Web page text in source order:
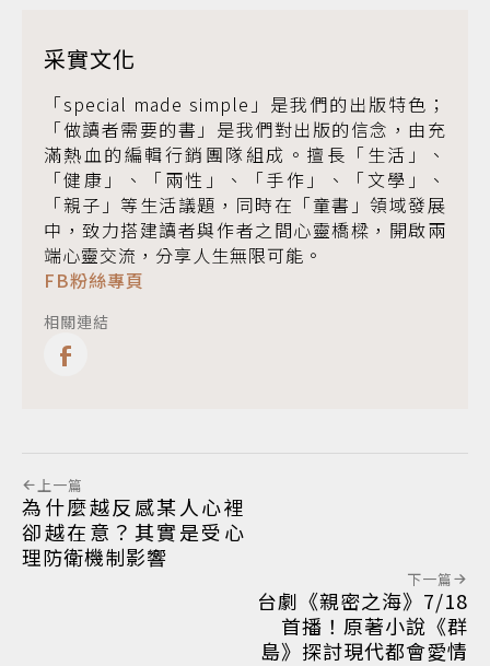
采實文化
「special made simple」是我們的出版特色；
「做讀者需要的書」是我們對出版的信念，由充
滿熱血的編輯行銷團隊組成。擅長「生活」、
「健康」、「兩性」、「手作」、「文學」、
「親子」等生活議題，同時在「童書」領域發展
中，致力搭建讀者與作者之間心靈橋樑，開啟兩
端心靈交流，分享人生無限可能。
FB粉絲專頁
相關連結
上一篇
為什麼越反感某人心裡
卻越在意？其實是受心
理防衛機制影響
下一篇
台劇《親密之海》7/18
首播！原著小說《群
島》探討現代都會愛情